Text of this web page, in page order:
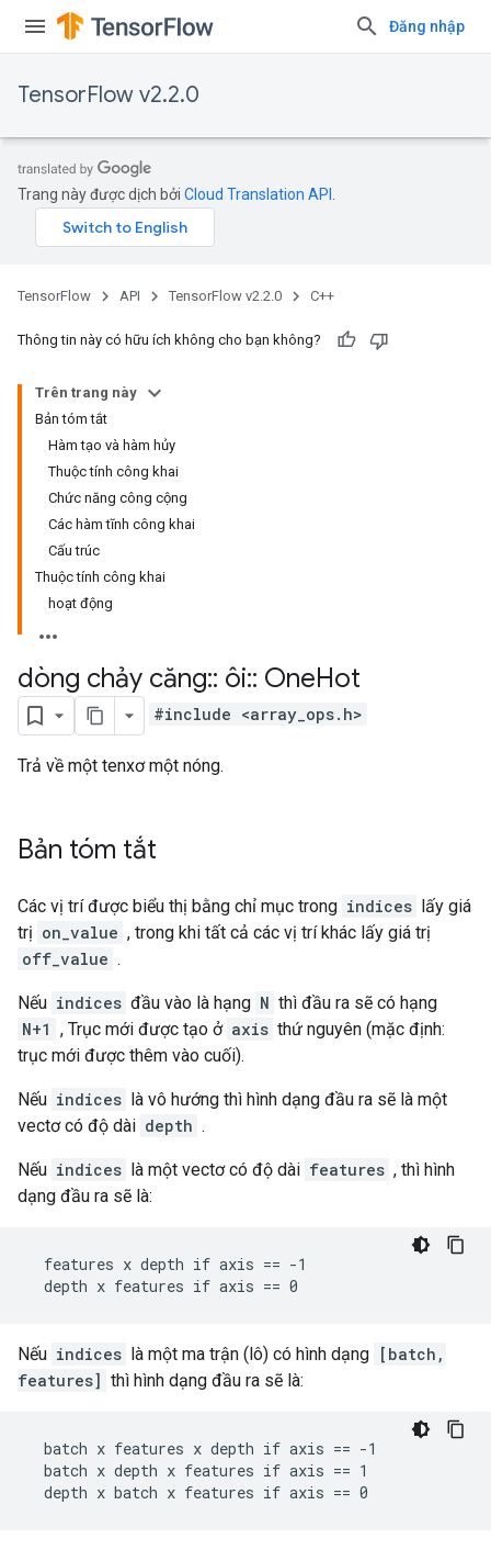
Đăng nhập
TensorFlow v2.2.0
Trang này được dịch bởi Cloud Translation API
TensorFlow API TensorFlow v2.2.0 C++
Thông tin này có hữu ích không cho bạn không?
Trên trang này
Bản tóm tắt
Hàm tạo và hàm hủy
Thuộc tính công khai
Chức năng công cộng
Các hàm tĩnh công khai
Cấu trúc
Thuộc tính công khai
hoạt động
dòng chảy căng:: ôi:: OneHot
#include <array_ops.h>
Trả về một tenxơ một nóng.
Bản tóm tắt
Các vị trí được biểu thị bằng chỉ mục trong indices lấy giá
trị on_value , trong khi tất cả các vị trí khác lấy giá trị
off_value .
Nếu indices đầu vào là hạng N thì đầu ra sẽ có hạng
N+1 , Trục mới được tạo ở axis thứ nguyên (mặc định:
trục mới được thêm vào cuối).
Nếu indices là vô hướng thì hình dạng đầu ra sẽ là một
vectơ có độ dài depth .
Nếu indices là một vectơ có độ dài features , thì hình
dạng đầu ra sẽ là:
  features x depth if axis == -1
  depth x features if axis == 0
Nếu indices là một ma trận (lô) có hình dạng [batch,
features] thì hình dạng đầu ra sẽ là:
  batch x features x depth if axis == -1
  batch x depth x features if axis == 1
  depth x batch x features if axis == 0